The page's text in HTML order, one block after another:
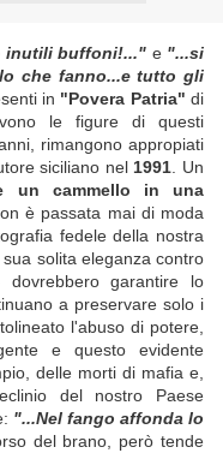
inutili buffoni!..." e "...si
che fanno...e tutto gli
in "Povera Patria" di
le figure di questi
rimangono appropiati
siciliano nel 1991 . Un
un cammello in una
è passata mai di moda
fedele della nostra
solita eleganza contro
garantire lo
a preservare solo i
l'abuso di potere,
e questo evidente
delle morti di mafia e,
del nostro Paese
"...Nel fango affonda lo
del brano, però tende